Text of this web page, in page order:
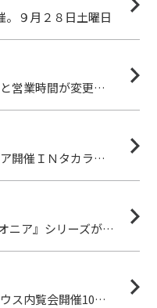
。９月２８日土曜日
平成３１年３月２１日より店休日と営業時間が変更になります。
１月２６日土曜日お客様感謝フェア開催ＩＮタカラスタンダード大田ショールーム（ご来場特典有り）
アーリーアメリカンスタイル『レオニア』シリーズがバージョンアップして復活！『ニューレオニア』
深沢１丁目『漆喰の家』モデルハウス内覧会開催10月27日（土）・28日（日）